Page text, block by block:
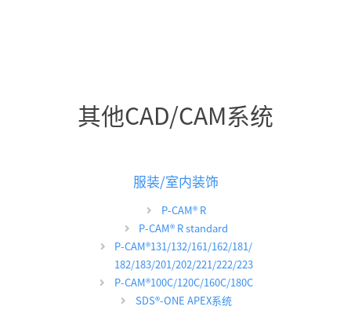
其他CAD/CAM系统
服装/室内装饰
P-CAM®R
P-CAM® R standard
P-CAM®131/132/161/162/181/
182/183/201/202/221/222/223
P-CAM®100C/120C/160C/180C
SDS®-ONE APEX系统